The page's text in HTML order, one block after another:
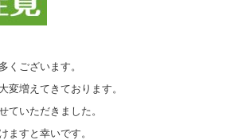
くございます。
変増えてきております。
ていただきました。
ますと幸いです。